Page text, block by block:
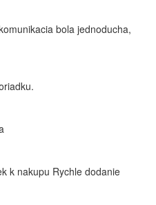
bola jednoducha,
k nakupu Rychle dodanie